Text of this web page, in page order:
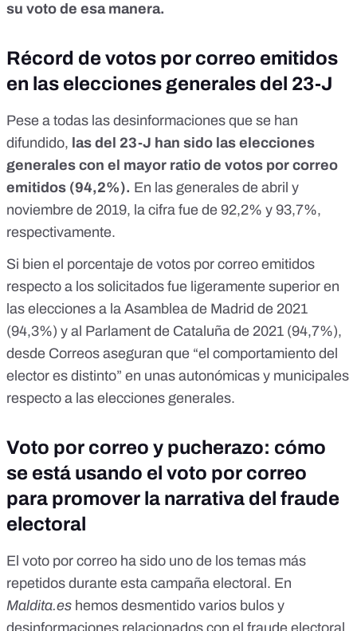
su voto de esa manera.
Récord de votos por correo emitidos
en las elecciones generales del 23-J
Pese a todas las desinformaciones que se han
difundido, las del 23-J han sido las elecciones
generales con el mayor ratio de votos por correo
emitidos (94,2%). En las generales de abril y
noviembre de 2019, la cifra fue de 92,2% y 93,7%,
respectivamente.
Si bien el porcentaje de votos por correo emitidos
respecto a los solicitados fue ligeramente superior en
las elecciones a la Asamblea de Madrid de 2021
(94,3%) y al Parlament de Cataluña de 2021 (94,7%),
desde Correos aseguran que “el comportamiento del
elector es distinto” en unas autonómicas y municipales
respecto a las elecciones generales.
Voto por correo y pucherazo: cómo
se está usando el voto por correo
para promover la narrativa del fraude
electoral
El voto por correo ha sido uno de los temas más
repetidos durante esta campaña electoral. En
Maldita.es hemos desmentido varios bulos y